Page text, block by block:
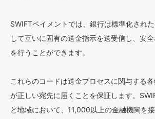
SWIFTペイメントでは、銀行は標準化され
して互いに固有の送金指示を送受信し、安
を行うことができます。
これらのコードは送金プロセスに関与する
が正しい宛先に届くことを保証します。
と地域において、11,000以上の金融機関を